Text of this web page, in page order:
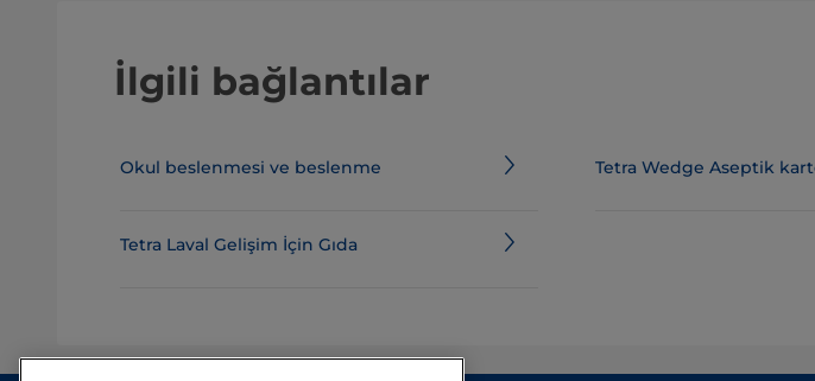
İlgili bağlantılar
Okul beslenmesi ve beslenme
Tetra Laval Gelişim İçin Gıda
Tetra Wedge Aseptik